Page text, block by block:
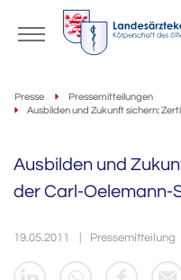
Presse
Pressemitteilungen
Ausbilden und Zukunft sichern:
Ausbilden und
der Carl-Oelemann-
19.05.2011 Pressemitteilung